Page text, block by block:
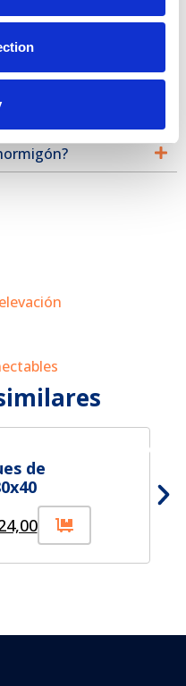
sobre los
para los moldes?
estático para los
de